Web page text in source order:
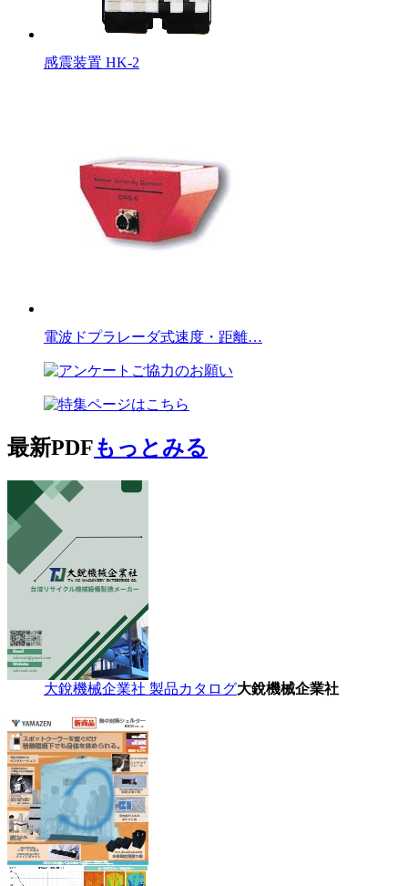
感震装置 HK-2
電波ドプラレーダ式速度・距離…
最新PDFもっとみる
大銳機械企業社 製品カタログ大銳機械企業社